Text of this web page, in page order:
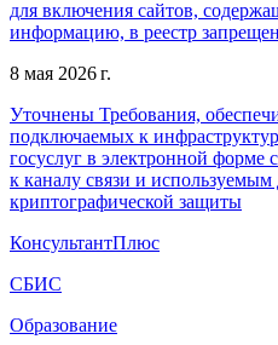
для включения сайтов,
информацию, в реестр
8 мая 2026 г.
Уточнены Требования,
подключаемых к
госуслуг в электронной форме
к каналу связи и
криптографической защиты
КонсультантПлюс
СБИС
Образование